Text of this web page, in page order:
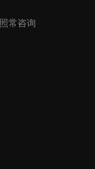
常咨询